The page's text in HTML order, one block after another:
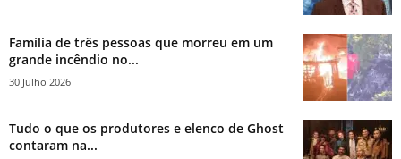
Família de três pessoas que morreu em um
grande incêndio no...
30 Julho 2026
Tudo o que os produtores e elenco de Ghost
contaram na...